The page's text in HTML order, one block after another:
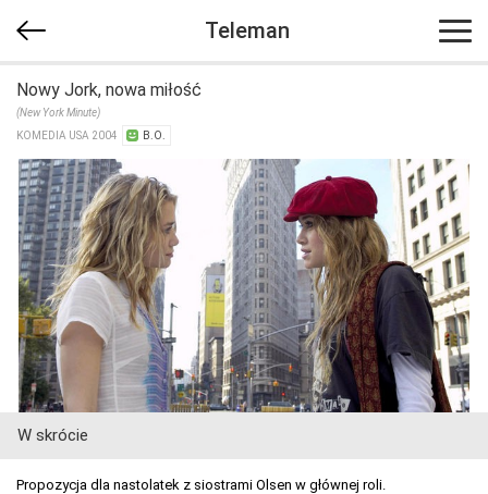
Teleman
Nowy Jork, nowa miłość
(New York Minute)
KOMEDIA USA 2004
B.O.
W skrócie
Propozycja dla nastolatek z siostrami Olsen w głównej roli.